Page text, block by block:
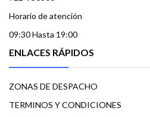
Horario de atención
09:30 Hasta 19:00
ENLACES RÁPIDOS
ZONAS DE DESPACHO
TERMINOS Y CONDICIONES